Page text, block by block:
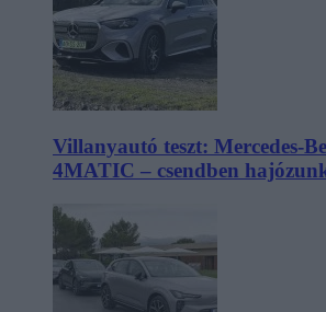
Villanyautó teszt: Mercedes-
4MATIC – csendben